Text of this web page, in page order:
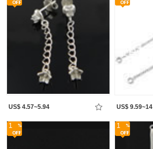
US$ 4.57~5.94 US$ 9.59~14
1 1